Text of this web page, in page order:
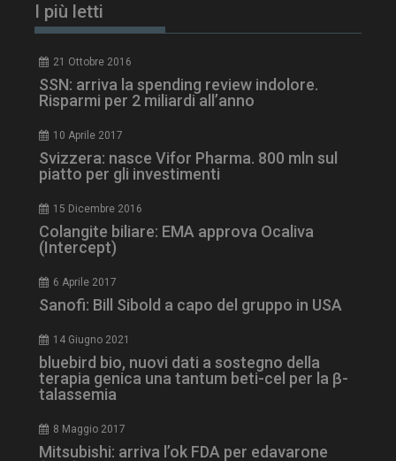
I più letti
21 Ottobre 2016
SSN: arriva la spending review indolore.
Risparmi per 2 miliardi all’anno
10 Aprile 2017
Svizzera: nasce Vifor Pharma. 800 mln sul
piatto per gli investimenti
15 Dicembre 2016
Colangite biliare: EMA approva Ocaliva
(Intercept)
6 Aprile 2017
Sanofi: Bill Sibold a capo del gruppo in USA
14 Giugno 2021
bluebird bio, nuovi dati a sostegno della
terapia genica una tantum beti-cel per la β-
talassemia
8 Maggio 2017
Mitsubishi: arriva l’ok FDA per edavarone
_ga_Z2VT792F98
tracking-sites-
ironfish-tracking-
www.dailyhealthindustry.it
CookieScriptConsent
www.dailyhealthindustry.it